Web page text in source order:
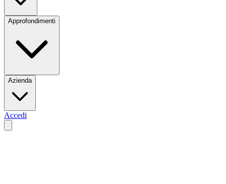
Approfondimenti
Azienda
Accedi